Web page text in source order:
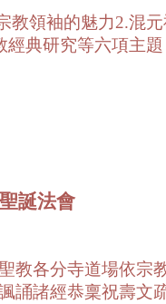
領袖的魅力2.混
典研究等六項主
誕法會
各分寺道場依宗
誦諸經恭稟祝壽